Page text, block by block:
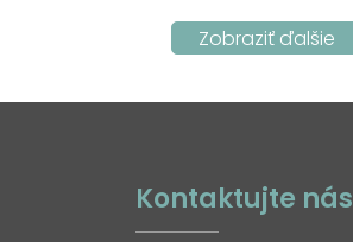
Kontaktujte nás